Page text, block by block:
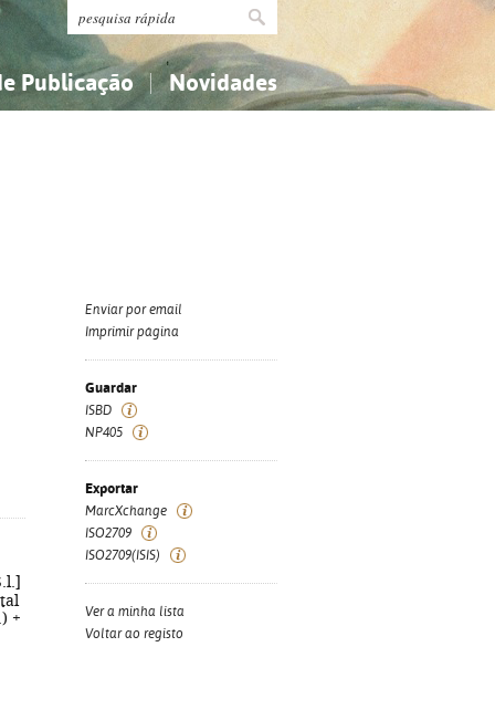
Publicação Novidades
+
Enviar por email
Imprimir página
Guardar
ISBD
NP405
Exportar
MarcXchange
ISO2709
ISO2709(ISIS)
Ver a minha lista
Voltar ao registo